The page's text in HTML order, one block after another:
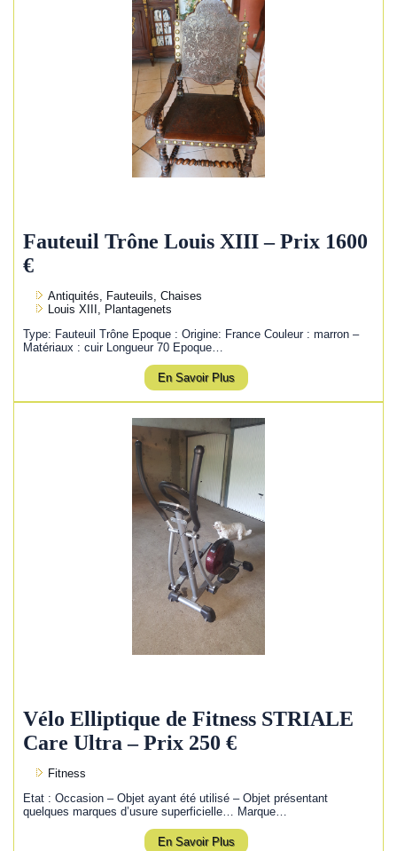
Fauteuil Trône Louis XIII – Prix 1600
€
Antiquités, Fauteuils, Chaises
Louis XIII, Plantagenets
Type: Fauteuil Trône Epoque : Origine: France Couleur : marron –
Matériaux : cuir Longueur 70 Epoque…
En Savoir Plus
Vélo Elliptique de Fitness STRIALE
Care Ultra – Prix 250 €
Fitness
Etat : Occasion – Objet ayant été utilisé – Objet présentant
quelques marques d’usure superficielle… Marque…
En Savoir Plus